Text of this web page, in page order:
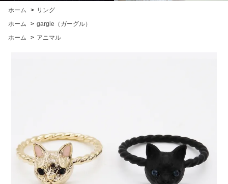
ホーム > リング
ホーム
> gargle（ガーグル）
ホーム
> アニマル